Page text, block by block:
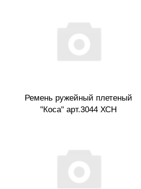
Ремень ружейный плетеный
"Коса" арт.3044 ХСН